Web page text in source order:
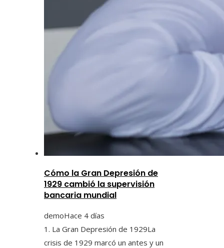
Cómo la Gran Depresión de
1929 cambió la supervisión
bancaria mundial
demoHace 4 días
1. La Gran Depresión de 1929La
crisis de 1929 marcó un antes y un